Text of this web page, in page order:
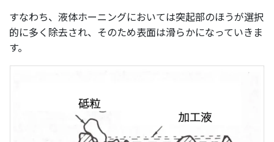
すなわち、液体ホーニングにおいては突起部のほうが選択
的に多く除去され、そのため表面は滑らかになっていきま
す。